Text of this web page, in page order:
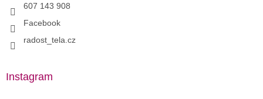
607 143 908
Facebook
radost_tela.cz
Instagram